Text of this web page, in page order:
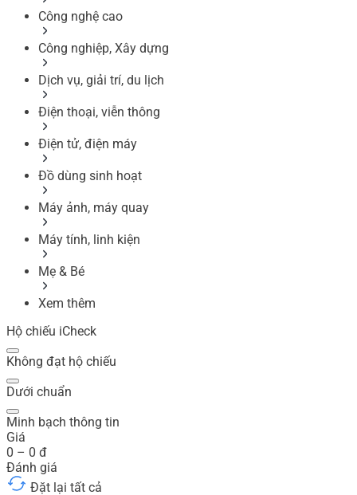
Công nghệ cao
Công nghiệp, Xây dựng
Dịch vụ, giải trí, du lịch
Điện thoại, viễn thông
Điện tử, điện máy
Đồ dùng sinh hoạt
Máy ảnh, máy quay
Máy tính, linh kiện
Mẹ & Bé
Xem thêm
Hộ chiếu iCheck
Không đạt hộ chiếu
Dưới chuẩn
Minh bạch thông tin
Giá
0 – 0 đ
Đánh giá
Đặt lại tất cả